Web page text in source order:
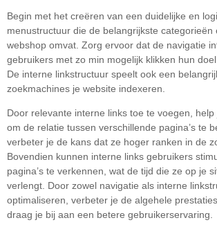
Begin met het creëren van een duidelijke en
menustructuur die de belangrijkste categorieën
webshop omvat. Zorg ervoor dat de navigatie
gebruikers met zo min mogelijk klikken hun
De interne linkstructuur speelt ook een
zoekmachines je website indexeren.
Door relevante interne links toe te voegen,
om de relatie tussen verschillende pagina’s te
verbeter je de kans dat ze hoger ranken in de
Bovendien kunnen interne links gebruikers
pagina’s te verkennen, wat de tijd die ze op je
verlengt. Door zowel navigatie als interne
optimaliseren, verbeter je de algehele
draag je bij aan een betere gebruikerservaring.